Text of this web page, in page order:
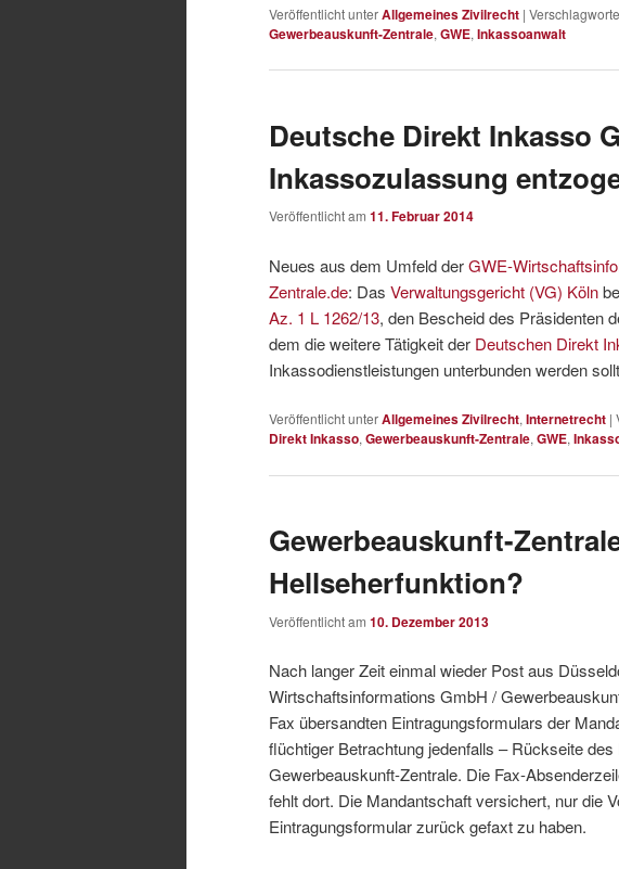
Veröffentlicht unterAllgemeines Zivilrecht |
Gewerbeauskunft-Zentrale, GWE, Inkassoanwalt
Deutsche Direkt Inkasso
Inkassozulassung
Veröffentlicht am 11. Februar 2014
Neues aus dem Umfeld derGWE-
Zentrale.de: Das Verwaltungsgericht (VG) Köln
Az. 1 L 1262/13, den Bescheid des Präsidenten
dem die weitere Tätigkeit der Deutschen Direkt
Inkassodienstleistungen unterbunden werden
Veröffentlicht unterAllgemeines Zivilrecht, Internetrecht |
Direkt Inkasso, Gewerbeauskunft-Zentrale, GWE,
Gewerbeauskunft-
Hellseherfunktion?
Veröffentlicht am 10. Dezember 2013
Nach langer Zeit einmal wieder Post aus
Wirtschaftsinformations GmbH /
Fax übersandten Eintragungsformulars der
flüchtiger Betrachtung jedenfalls – Rückseite
Gewerbeauskunft-Zentrale. Die Fax-
fehlt dort. Die Mandantschaft versichert, nur die
Eintragungsformular zurück gefaxt zu haben.